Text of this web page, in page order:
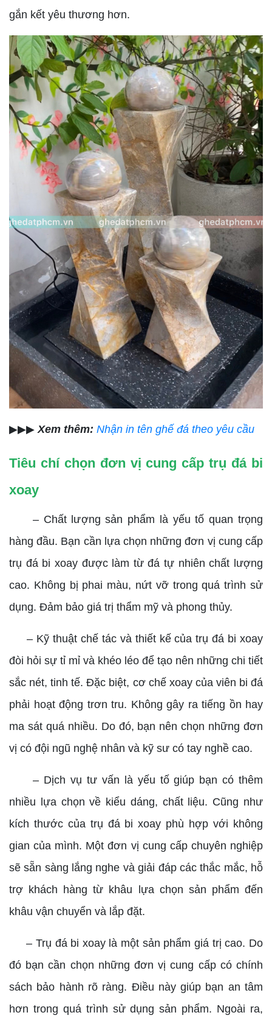
gắn kết yêu thương hơn.
▶▶▶ Xem thêm: Nhận in tên ghế đá theo yêu cầu
Tiêu chí chọn đơn vị cung cấp trụ đá bi
xoay
– Chất lượng sản phẩm là yếu tố quan trọng
hàng đầu. Bạn cần lựa chọn những đơn vị cung cấp
trụ đá bi xoay được làm từ đá tự nhiên chất lượng
cao. Không bị phai màu, nứt vỡ trong quá trình sử
dụng. Đảm bảo giá trị thẩm mỹ và phong thủy.
– Kỹ thuật chế tác và thiết kế của trụ đá bi xoay
đòi hỏi sự tỉ mỉ và khéo léo để tạo nên những chi tiết
sắc nét, tinh tế. Đặc biệt, cơ chế xoay của viên bi đá
phải hoạt động trơn tru. Không gây ra tiếng ồn hay
ma sát quá nhiều. Do đó, bạn nên chọn những đơn
vị có đội ngũ nghệ nhân và kỹ sư có tay nghề cao.
– Dịch vụ tư vấn là yếu tố giúp bạn có thêm
nhiều lựa chọn về kiểu dáng, chất liệu. Cũng như
kích thước của trụ đá bi xoay phù hợp với không
gian của mình. Một đơn vị cung cấp chuyên nghiệp
sẽ sẵn sàng lắng nghe và giải đáp các thắc mắc, hỗ
trợ khách hàng từ khâu lựa chọn sản phẩm đến
khâu vận chuyển và lắp đặt.
– Trụ đá bi xoay là một sản phẩm giá trị cao. Do
đó bạn cần chọn những đơn vị cung cấp có chính
sách bảo hành rõ ràng. Điều này giúp bạn an tâm
hơn trong quá trình sử dụng sản phẩm. Ngoài ra,